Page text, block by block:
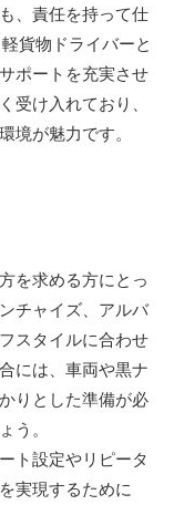
、責任を持って仕
貨物ドライバーと
ポートを充実させ
受け入れており、
境が魅力です。
を求める方にとっ
チャイズ、アルバ
スタイルに合わせ
には、車両や黒ナ
りとした準備が必
う。
ト設定やリピータ
実現するために